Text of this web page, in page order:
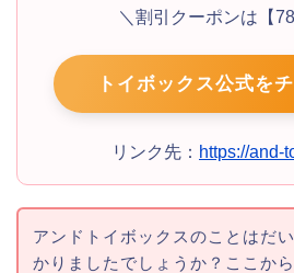
＼割引クーポンは【
トイボックス公式を
リンク先： https://and-
アンドトイボックスのことはだ
かりましたでしょうか？ここか